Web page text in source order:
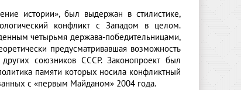
истории», был выдержан в стилистике,
конфликт с Западом в целом.
четырьмя держава-победительницами,
предусматривавшая возможность
союзников СССР. Законопроект был
памяти которых носила конфликтный
с «первым Майданом» 2004 года.